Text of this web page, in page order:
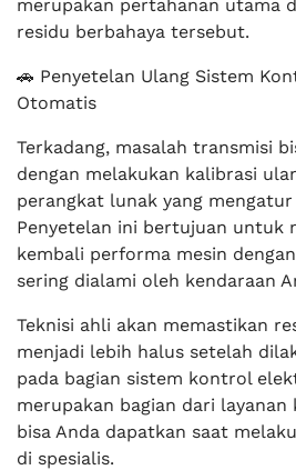
merupakan pertahanan utama
residu berbahaya tersebut.
🚗 Penyetelan Ulang Sistem
Otomatis
Terkadang, masalah transmisi
dengan melakukan kalibrasi
perangkat lunak yang
Penyetelan ini bertujuan untuk
kembali performa mesin
sering dialami oleh kendaraan
Teknisi ahli akan memastikan
menjadi lebih halus setelah
pada bagian sistem kontrol
merupakan bagian dari layanan
bisa Anda dapatkan saat
di spesialis.